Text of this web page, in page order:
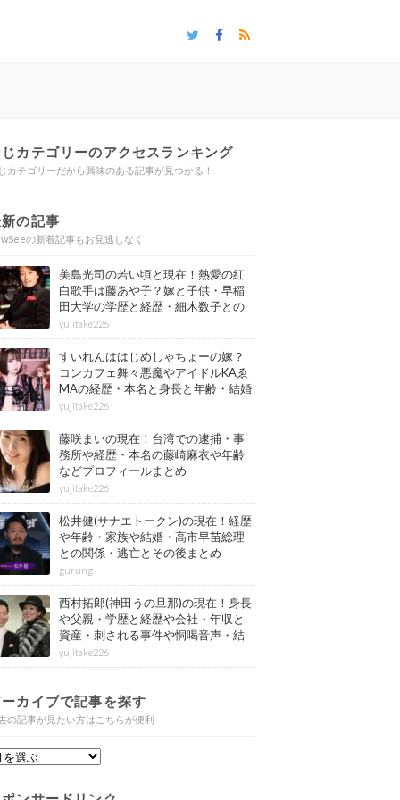
じカテゴリーのアクセスランキング
カテゴリーだから興味のある記事が見つかる！
の記事
の新着記事もお見逃しなく
美島光司の若い頃と現在！熱愛の紅
白歌手は藤あや子？嫁と子供・早稲
田大学の学歴と経歴・細木数子との
確執もまとめ
yujitake226
すいれんははじめしゃちょーの嫁？
コンカフェ舞々悪魔やアイドルKAゑ
MAの経歴・本名と身長と年齢・結婚
情報もまとめ
yujitake226
藤咲まいの現在！台湾での逮捕・事
務所や経歴・本名の藤崎麻衣や年齢
などプロフィールまとめ
yujitake226
松井健(サナエトークン)の現在！経歴
や年齢・家族や結婚・高市早苗総理
との関係・逃亡とその後まとめ
gurung
西村拓郎(神田うの旦那)の現在！身長
や父親・学歴と経歴や会社・年収と
資産・刺される事件や恫喝音声・結
婚と子供や自宅・脳梗塞の病気もま
とめ
yujitake226
ーカイブで記事を探す
の記事が見たい方はこちらが便利